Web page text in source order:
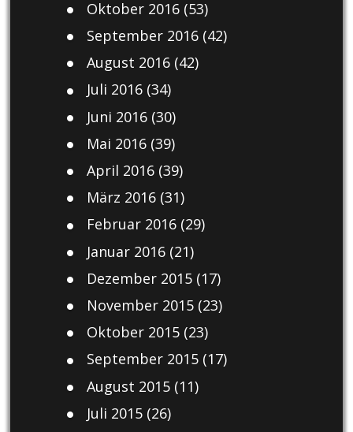
Oktober 2016(53)
September 2016(42)
August 2016(42)
Juli 2016(34)
Juni 2016(30)
Mai 2016(39)
April 2016(39)
März 2016(31)
Februar 2016(29)
Januar 2016(21)
Dezember 2015(17)
November 2015(23)
Oktober 2015(23)
September 2015(17)
August 2015(11)
Juli 2015(26)